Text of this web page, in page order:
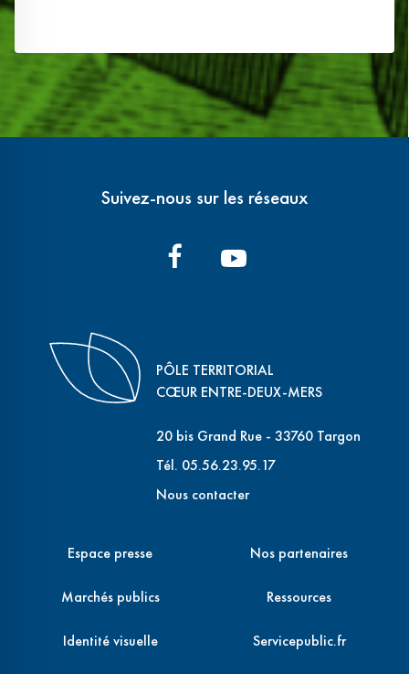
Suivez-nous sur les réseaux
PÔLE TERRITORIAL
CŒUR ENTRE-DEUX-MERS
20 bis Grand Rue - 33760 Targon
Tél. 05.56.23.95.17
Nous contacter
Espace presse
Marchés publics
Identité visuelle
Nos partenaires
Ressources
Servicepublic.fr